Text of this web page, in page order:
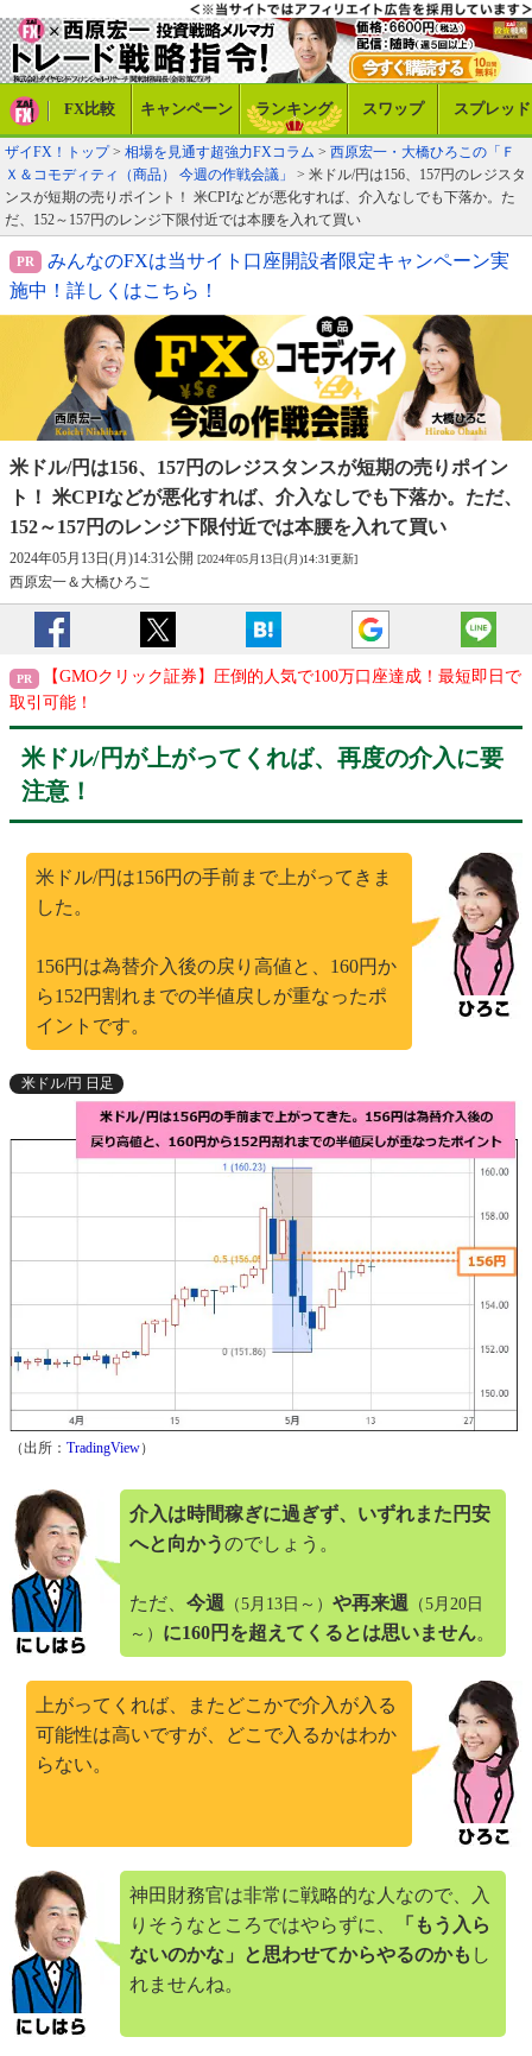
FX比較 キャンペーン ランキング スワップ スプレッド
ザイFX！トップ> 相場を見通す超強力FXコラム > 西原宏一・大橋ひろこの「Ｆ
Ｘ＆コモディティ（商品） 今週の作戦会議」
> 米ドル/円は156、157円のレジスタ
ンスが短期の売りポイント！ 米CPIなどが悪化すれば、介入なしでも下落か。た
だ、152～157円のレンジ下限付近では本腰を入れて買い
みんなのFXは当サイト口座開設者限定キャンペーン実
施中！詳しくはこちら！
米ドル/円は156、157円のレジスタンスが短期の売りポイ ン
ト！ 米CPIなどが悪化すれば、介入なしでも下落か。ただ、
152～157円のレンジ下限付近では本腰を入れて買い
2024年05月13日(月)14:31公開 [2024年05月13日(月)14:31更新]
西原宏一＆大橋ひろこ
【GMOクリック証券】圧倒的人気で100万口座達成！最短即日で
取引可能！
米ドル/円が上がってくれば、再度の介入に要
注意！
米ドル/円は156円の手前まで上がってきま
した。
156円は為替介入後の戻り高値と、160円か
ら152円割れまでの半値戻しが重なったポ
イントです。
米ドル/円 日足
（出所： TradingView）
介入は時間稼ぎに過ぎず、いずれまた円安
へと向かうのでしょう。
ただ、 今週 （5月13日～） や再来週
（5月20日
～） に160円を超えてくるとは思いません。
上がってくれば、またどこかで介入が入る
可能性は高いですが、どこで入るかはわか
らない。
神田財務官は非常に戦略的な人なので、入
りそうなところではやらずに、
「もう入ら
ないのかな」と思わせてからやるのかも し
れませんね。